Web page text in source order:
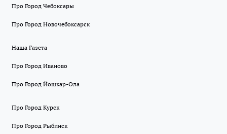
Про Город Чебоксары
Про Город Новочебоксарск
Наша Газета
Про Город Иваново
Про Город Йошкар-Ола
Про Город Курск
Про Город Рыбинск